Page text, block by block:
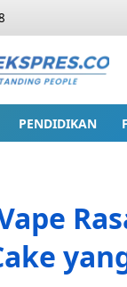
PENDIDIKAN